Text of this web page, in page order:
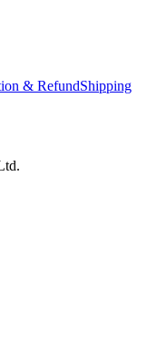
& RefundShipping